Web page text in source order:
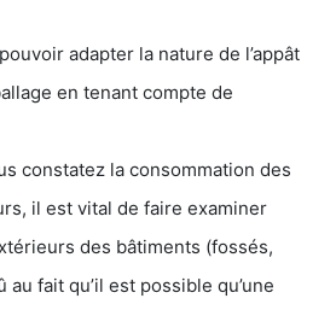
adapter la nature de l’appât
en tenant compte de
constatez la consommation des
il est vital de faire examiner
des bâtiments (fossés,
fait qu’il est possible qu’une